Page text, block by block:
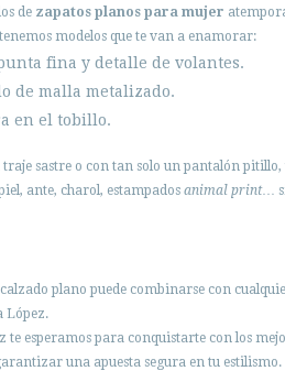
de zapatos planos para mujer
modelos que te van a enamorar:
fina y detalle de volantes.
de malla metalizado.
en el tobillo.
traje sastre o con tan solo un pantalón pitillo,
ante, charol, estampados animal print…
plano puede combinarse con
López.
esperamos para conquistarte con los
una apuesta segura en tu estilismo.